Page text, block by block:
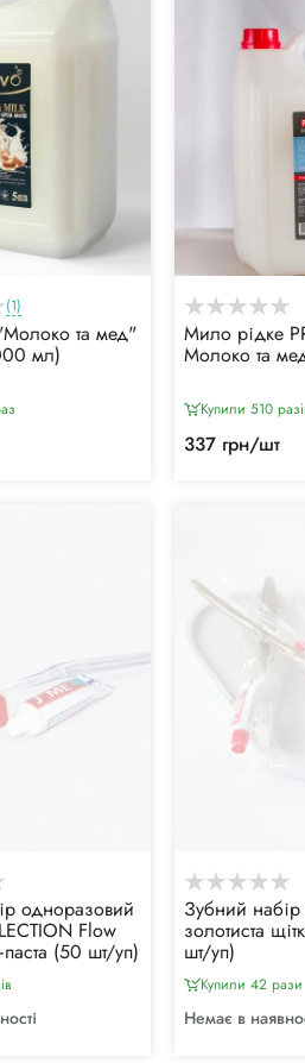
(1)
та мед"
мл)
Мило рідке
Молоко та
Купили 510
337 грн/шт
одноразовий
Flow
(50 шт/уп)
Зубний
золотиста
шт/уп)
Купили 42 рази
Немає в